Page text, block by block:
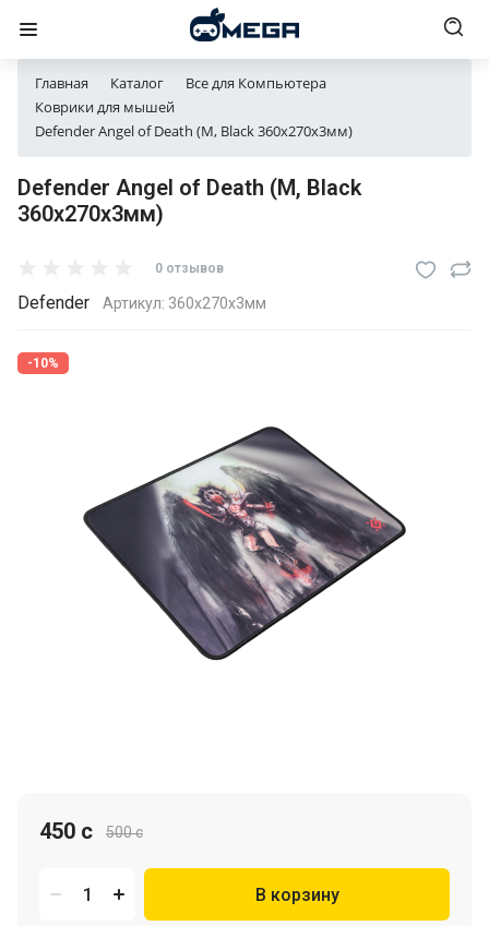
Главная Каталог
Все для Компьютера
Коврики для мышей
Defender Angel of Death (M, Black 360x270x3мм)
Defender Angel of Death (M, Black
360x270x3мм)
0 отзывов
Defender Артикул: 360x270x3мм
-10%
500 c
450 c
В корзину